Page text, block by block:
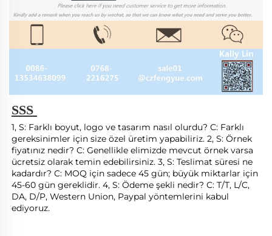
SSS
1, S: Farklı boyut, logo ve tasarım nasıl olurdu? C: Farklı
gereksinimler için size özel üretim yapabiliriz. 2, S: Örnek
fiyatınız nedir? C: Genellikle elimizde mevcut örnek varsa
ücretsiz olarak temin edebilirsiniz. 3, S: Teslimat süresi ne
kadardır? C: MOQ için sadece 45 gün; büyük miktarlar için
45-60 gün gereklidir. 4, S: Ödeme şekli nedir? C: T/T, L/C,
DA, D/P, Western Union, Paypal yöntemlerini kabul
ediyoruz.